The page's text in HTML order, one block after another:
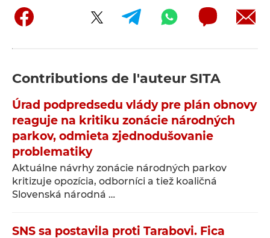
Contributions de l'auteur SITA
Úrad podpredsedu vlády pre plán obnovy
reaguje na kritiku zonácie národných
parkov, odmieta zjednodušovanie
problematiky
Aktuálne návrhy zonácie národných parkov
kritizuje opozícia, odborníci a tiež koaličná
Slovenská národná …
SNS sa postavila proti Tarabovi. Fica